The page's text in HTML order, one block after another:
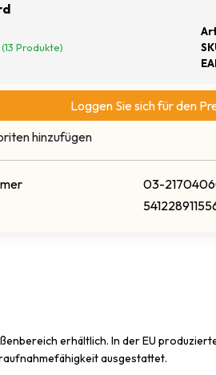
Produkte)
Loggen Sie sich für den
hinzufügen
03-
erhältlich. In der EU
ausgestattet.